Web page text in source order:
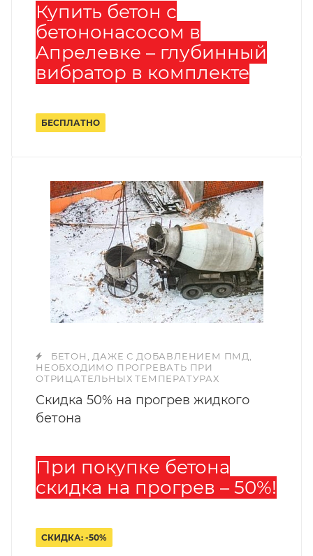
Купить бетон с
бетононасосом в
Апрелевке – глубинный
вибратор в комплекте
БЕСПЛАТНО
БЕТОН, ДАЖЕ С ДОБАВЛЕНИЕМ ПМД,
НЕОБХОДИМО ПРОГРЕВАТЬ ПРИ
ОТРИЦАТЕЛЬНЫХ ТЕМПЕРАТУРАХ
Скидка 50% на прогрев жидкого
бетона
При покупке бетона
скидка на прогрев – 50%!
СКИДКА: -50%